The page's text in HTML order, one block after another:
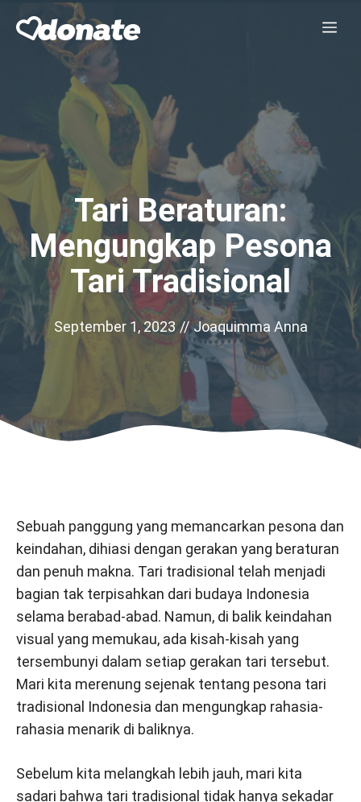
content
Tari Beraturan:
Mengungkap Pesona
Tari Tradisional
September 1, 2023 // Joaquimma Anna
Sebuah panggung yang memancarkan pesona dan
keindahan, dihiasi dengan gerakan yang beraturan
dan penuh makna. Tari tradisional telah menjadi
bagian tak terpisahkan dari budaya Indonesia
selama berabad-abad. Namun, di balik keindahan
visual yang memukau, ada kisah-kisah yang
tersembunyi dalam setiap gerakan tari tersebut.
Mari kita merenung sejenak tentang pesona tari
tradisional Indonesia dan mengungkap rahasia-
rahasia menarik di baliknya.
Sebelum kita melangkah lebih jauh, mari kita
sadari bahwa tari tradisional tidak hanya sekadar